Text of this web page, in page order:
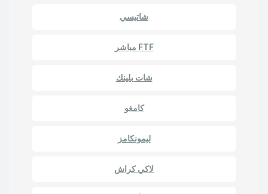
شاتيسي
FTF مباشر
شات بلينك
كامغو
ليمونكامز
لاكي كراش